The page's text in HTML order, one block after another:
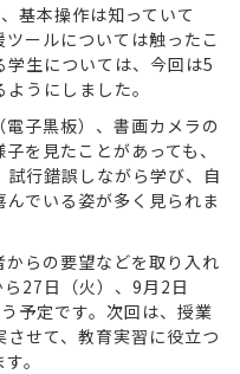
基本操作は知っていて
ールについては触ったこ
生については、今回は5
うにしました。
子黒板）、書画カメラの
を見たことがあっても、
行錯誤しながら学び、自
でいる姿が多く見られま
らの要望などを取り入れ
27日（火）、9月2日
予定です。次回は、授業
せて、教育実習に役立つ
。